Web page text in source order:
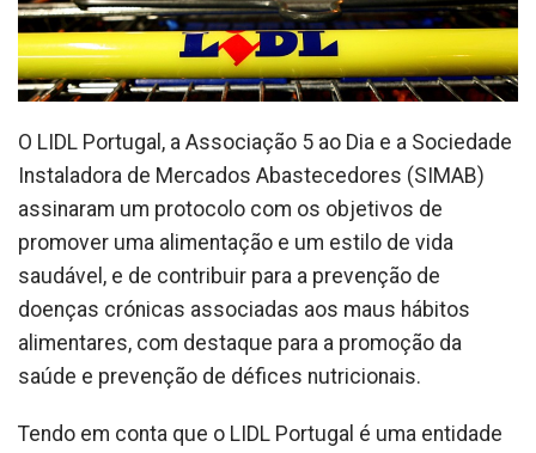
O LIDL Portugal, a Associação 5 ao Dia e a Sociedade
Instaladora de Mercados Abastecedores (SIMAB)
assinaram um protocolo com os objetivos de
promover uma alimentação e um estilo de vida
saudável, e de contribuir para a prevenção de
doenças crónicas associadas aos maus hábitos
alimentares, com destaque para a promoção da
saúde e prevenção de défices nutricionais.
Tendo em conta que o LIDL Portugal é uma entidade